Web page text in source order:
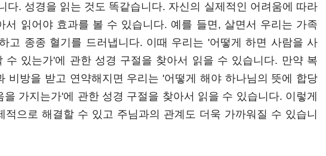
다. 성경을 읽는 것도 똑같습니다. 자신의 실제적인 어려움에 따라
서 읽어야 효과를 볼 수 있습니다. 예를 들면, 살면서 우리는 가족
고 종종 혈기를 드러냅니다. 이때 우리는 '어떻게 하면 사람을 사
수 있는가'에 관한 성경 구절을 찾아서 읽을 수 있습니다. 만약 복
비방을 받고 연약해지면 우리는 '어떻게 해야 하나님의 뜻에 합당
가지는가'에 관한 성경 구절을 찾아서 읽을 수 있습니다. 이렇게
적으로 해결할 수 있고 주님과의 관계도 더욱 가까워질 수 있습니